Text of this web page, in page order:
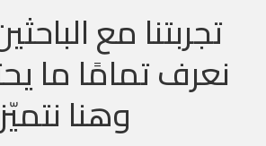
تجربتنا مع
نعرف تمامًا ما
وهنا نتميّز